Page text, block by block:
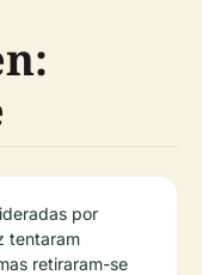
por
tentaram
retiraram-se